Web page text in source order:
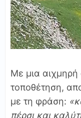
Με μια αιχμηρή
τοποθέτηση,
με τη φράση:
πέρσι και